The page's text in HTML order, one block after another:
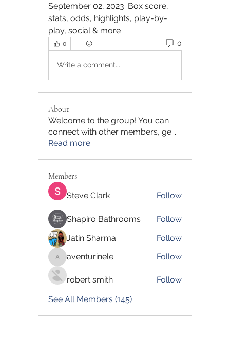
September 02, 2023. Box score,
stats, odds, highlights, play-by-
play, social & more
0 0
Write a comment...
About
Welcome to the group! You can
connect with other members, ge...
Read more
Members
Steve Clark Follow
Shapiro Bathrooms
Follow
Jatin Sharma
Follow
aventurinele
aventurinele Follow
robert smith
Follow
See All Members (145)